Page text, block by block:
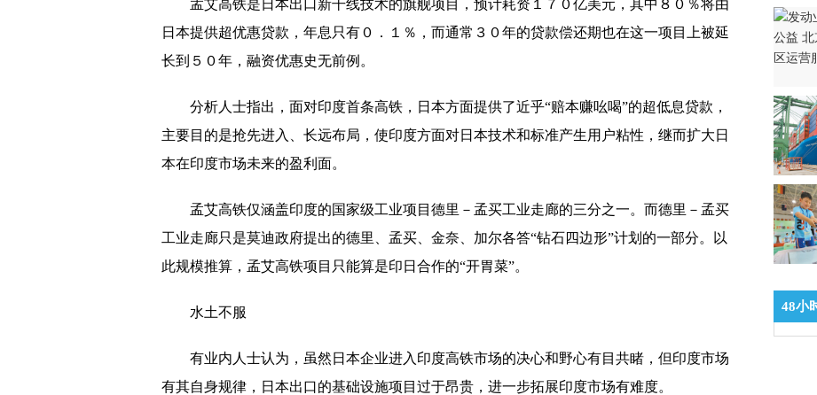
亚运会三大球前瞻:重生还是沉沦？期待亚运救赎
南方日报：让公费师范生发挥出更大作用
北京石景山将建首个冬奥特色社区
义乌通宵奋战破获倾倒固废案
我国空间站实验舱推进系统完成首次试车
打造心灵驿站 构建阳光军营
辽宁蛇岛：徒手为蝮蛇佩戴芯片
乾隆时期紫金釉中发现特殊晶体
上半年煤炭市场供需总体平衡 行业效益持续好转
孟艾高铁是日本出口新干线技术的旗舰项目，预计耗资１７０亿美元，其中８０％将由
日本提供超优惠贷款，年息只有０．１％，而通常３０年的贷款偿还期也在这一项目上被延
长到５０年，融资优惠史无前例。
分析人士指出，面对印度首条高铁，日本方面提供了近乎“赔本赚吆喝”的超低息贷款，
主要目的是抢先进入、长远布局，使印度方面对日本技术和标准产生用户粘性，继而扩大日
本在印度市场未来的盈利面。
孟艾高铁仅涵盖印度的国家级工业项目德里－孟买工业走廊的三分之一。而德里－孟买
工业走廊只是莫迪政府提出的德里、孟买、金奈、加尔各答“钻石四边形”计划的一部分。以
此规模推算，孟艾高铁项目只能算是印日合作的“开胃菜”。
水土不服
有业内人士认为，虽然日本企业进入印度高铁市场的决心和野心有目共睹，但印度市场
有其自身规律，日本出口的基础设施项目过于昂贵，进一步拓展印度市场有难度。
48小